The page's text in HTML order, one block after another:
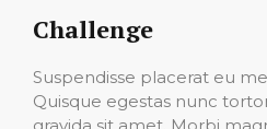
Challenge
Suspendisse placerat eu
Quisque egestas nunc